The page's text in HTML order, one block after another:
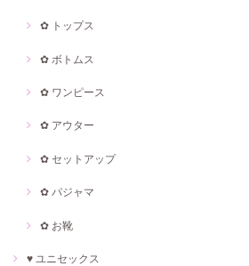
✿ トップス
✿ ボトムス
✿ ワンピース
✿ アウター
✿ セットアップ
✿ パジャマ
✿ お靴
♥ ユニセックス